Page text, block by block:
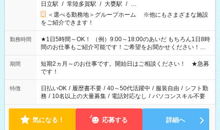
日立駅 / 常陸多賀駅 / 大甕駅 / …
＜選べる勤務地＞グループホーム ※他にもさまざまな施設
をご紹介できます！
勤務時間
★1日5時間～OK！ （例）9:00～18:00のあいだ もちろん1日8時
間のお仕事もご紹介可能です！ご希望をお聞かせください！★
家庭の都合でお休みが必要な場合も遠慮なくご相談ください。
※週最低15時間以上の勤務が必要です
期間
短期2ヵ月～のお仕事です。開始日はご相談ください！ ★急募
です！
特徴 日払いOK / 履歴書不要 / 40～50代活躍中 / 服装自由 / シフト勤
務 / 10名以上の大量募集 / 電話対応なし / パソコンスキル不要
気になる！ 応募する 詳細へ